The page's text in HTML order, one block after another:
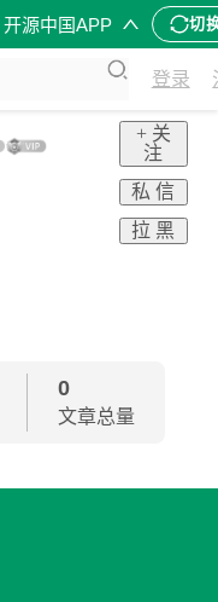
开源中国APP 切
登录
+ 关
注
私 信
拉 黑
0
文章总量